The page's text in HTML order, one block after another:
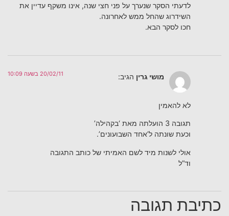
לדעתי הסקר שנערך על פני חצי שנה, אינו משקף עדיין את
השידרוג שהחל ממש לאחרונה.
חכו לסקר הבא.
מושי גרין הגיב:
לא להאמין
וכעת שונתה ל’אחד השבועונים’.
אולי לשנות מיד לשם האמיתי של כותב התגובה
תגובה